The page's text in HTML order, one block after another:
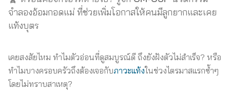
จำลองอ้อมกอดแม่ ที่ช่วยเพิ่มโอกาสให้คนมีลูกยากและเคย
แท้งบุตร
เคยสงสัยไหม ทำไมตัวอ่อนที่ดูสมบูรณ์ดี ถึงยังฝังตัวไม่สำเร็จ? หรือ
ทำไมบางครอบครัวถึงต้องเจอกับภาวะแท้งในช่วงไตรมาสแรกซ้ำๆ
โดยไม่ทราบสาเหตุ?